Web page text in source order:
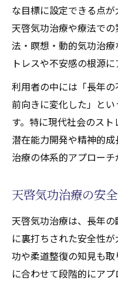
な目標に設定できる点が
天啓気功治療や療法で
法・瞑想・動的気功治
トレスや不安感の根源に
利用者の中には「長年
前向きに変化した」と
す。特に現代社会のス
潜在能力開発や精神的
治療の体系的アプローチ
天啓気功治療の安
天啓気功治療は、長年
に裏打ちされた安全性
功や柔道整復の知見も
に合わせて段階的にア